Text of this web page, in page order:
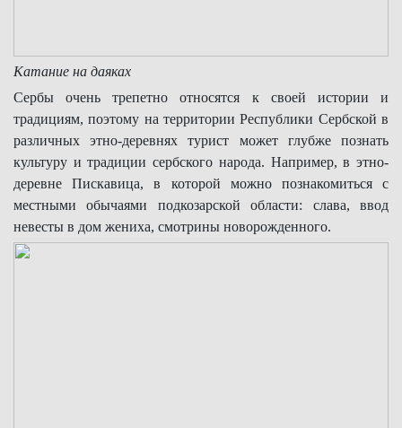
Катание на даяках
Сербы очень трепетно относятся к своей истории и
традициям, поэтому на территории Республики Сербской в
различных этно-деревнях турист может глубже познать
культуру и традиции сербского народа. Например, в этно-
деревне Пискавица, в которой можно познакомиться с
местными обычаями подкозарской области: слава, ввод
невесты в дом жениха, смотрины новорожденного.